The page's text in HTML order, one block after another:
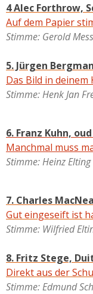
4 Alec Forthrow,
Auf dem Papier
Stimme: Gerold
5. Jürgen
Das Bild in deinem
Stimme: Henk Jan
6. Franz Kuhn,
Manchmal muss
Stimme: Heinz Elting
7. Charles
Gut eingeseift ist
Stimme: Wilfried
8. Fritz Stege,
Direkt aus der
Stimme: Edmund